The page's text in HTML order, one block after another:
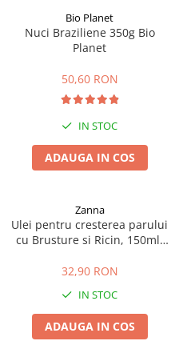
Suplimente fitness
Batoane proteice
Pentru antrenament
Mama si copilul
Produse pentru copii
Sarcina si alaptare
Ceaiuri simple
Ceaiuri medicinale compuse
Ceaiuri Maté
Cafea verde
Ulei de Cocos
Alte produse din Cocos
Bio Planet
Nuci Braziliene 350g Bio
Planet
50,60 RON
IN STOC
ADAUGA IN COS
Zanna
Ulei pentru cresterea parului
cu Brusture si Ricin, 150ml,
32,90 RON
IN STOC
ADAUGA IN COS